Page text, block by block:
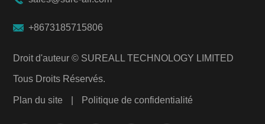
 +8673185715806
Droit d'auteur © SUREALL TECHNOLOGY LIMITED
Tous Droits Réservés.
Plan du site Politique de confidentialité